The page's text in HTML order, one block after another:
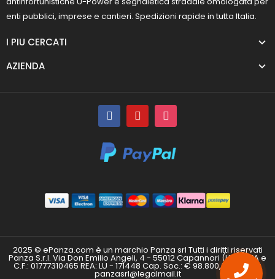
enti pubblici, imprese e cantieri. Spedizioni rapide in tutta Italia.
I PIU CERCATI
AZIENDA
2025 © ePanza.com è un marchio Panza srl Tutti i diritti riservati
Panza S.r.l. Via Don Emilio Angeli, 4 - 55012 Capannori (LU) P.IVA e
C.F.: 01777310465 REA: LU - 171448 Cap. Soc.: € 98.800,00 i.v. PEC:
panzasrl@legalmail.it